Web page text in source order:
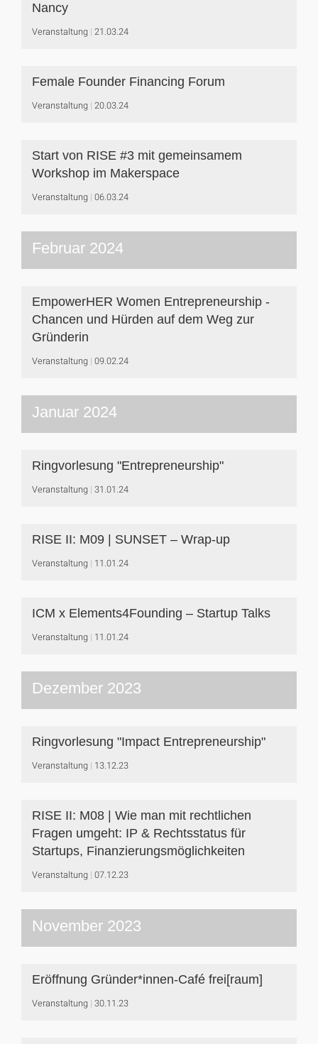
Nancy
Veranstaltung 21.03.24
Female Founder Financing Forum
Veranstaltung 20.03.24
Start von RISE #3 mit gemeinsamem
Workshop im Makerspace
Veranstaltung 06.03.24
Februar 2024
EmpowerHER Women Entrepreneurship -
Chancen und Hürden auf dem Weg zur
Gründerin
Veranstaltung 09.02.24
Januar 2024
Ringvorlesung "Entrepreneurship"
Veranstaltung 31.01.24
RISE II: M09 | SUNSET – Wrap-up
Veranstaltung 11.01.24
ICM x Elements4Founding – Startup Talks
Veranstaltung 11.01.24
Dezember 2023
Ringvorlesung "Impact Entrepreneurship"
Veranstaltung 13.12.23
RISE II: M08 | Wie man mit rechtlichen
Fragen umgeht: IP & Rechtsstatus für
Startups, Finanzierungsmöglichkeiten
Veranstaltung 07.12.23
November 2023
Eröffnung Gründer*innen-Café frei[raum]
Veranstaltung 30.11.23